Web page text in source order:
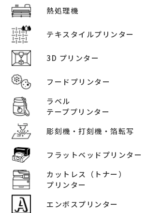
熱処理機
テキスタイルプリンター
3D プリンター
フードプリンター
ラベル
テーププリンター
彫刻機・打刻機・箔転写
フラットベッドプリンター
カットレス（トナー）
プリンター
エンボスプリンター